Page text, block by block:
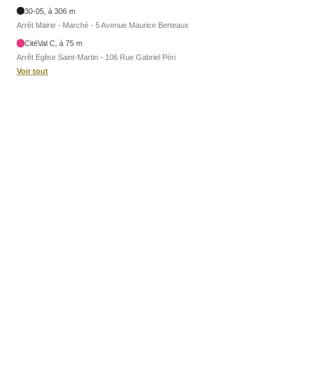
30-05, à 306 m
Arrêt Mairie - Marché - 5 Avenue Maurice Berteaux
CitéVal C, à 75 m
Arrêt Eglise Saint-Martin - 106 Rue Gabriel Péri
Voir tout